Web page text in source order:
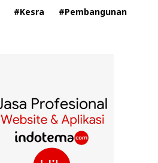
#Kesra
#Pembangunan